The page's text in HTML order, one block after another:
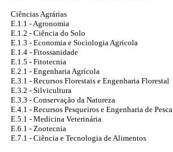
Ciências Agrárias
E.1.1 - Agronomia
E.1.2 - Ciência do Solo
E.1.3 - Economia e Sociologia Agrícola
E.1.4 - Fitossanidade
E.1.5 - Fitotecnia
E.2.1 - Engenharia Agrícola
E.3.1 - Recursos Florestais e Engenharia Florestal
E.3.2 - Silvicultura
E.3.3 - Conservação da Natureza
E.4.1 - Recursos Pesqueiros e Engenharia de Pesca
E.5.1 - Medicina Veterinária
E.6.1 - Zootecnia
E.7.1 - Ciência e Tecnologia de Alimentos